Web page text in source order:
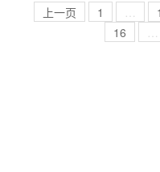
上一页 1
16